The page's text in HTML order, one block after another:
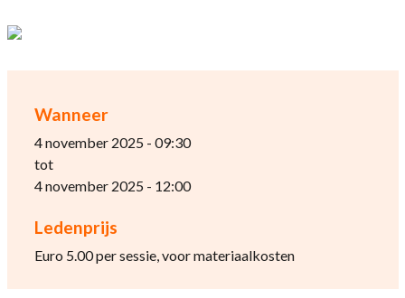
Wanneer
4 november 2025 - 09:30
tot
4 november 2025 - 12:00
Ledenprijs
Euro 5.00 per sessie, voor materiaalkosten